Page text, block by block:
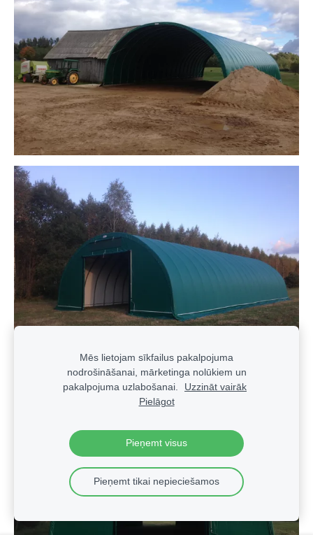
Mēs lietojam sīkfailus pakalpojuma
nodrošināšanai, mārketinga nolūkiem un
pakalpojuma uzlabošanai.
Uzzināt vairāk
Pielāgot
Pieņemt visus
Pieņemt tikai nepieciešamos